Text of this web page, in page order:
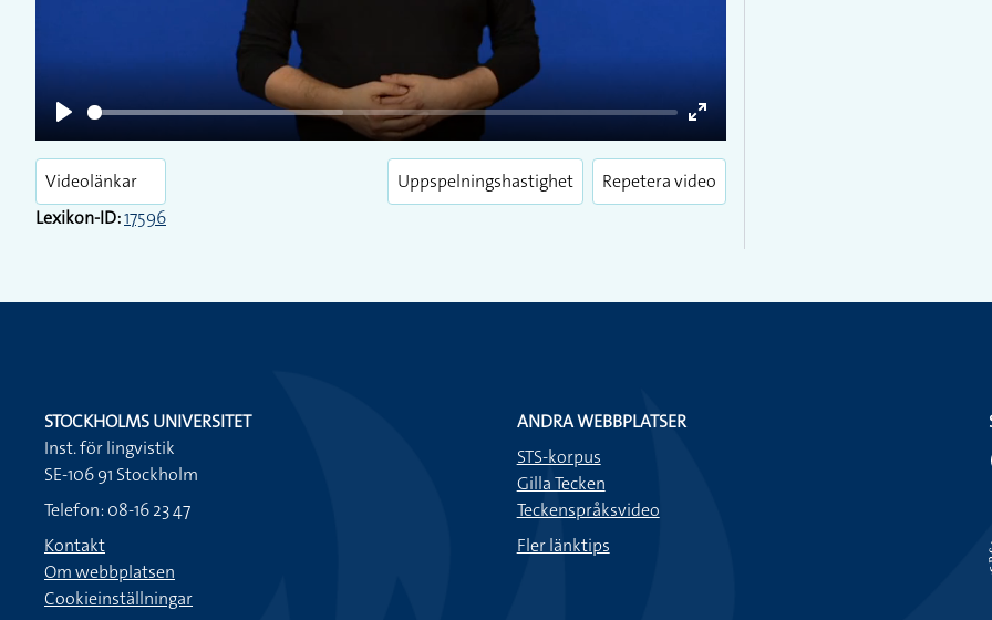
Play
Enter
fullscreen
Videolänkar
Lexikon-ID:17596
Uppspelningshastighet Repetera video
STOCKHOLMS UNIVERSITET
Inst. för lingvistik
SE-106 91 Stockholm
Telefon: 08-16 23 47
Kontakt
Om webbplatsen
Cookieinställningar
ANDRA WEBBPLATSER
STS-korpus
Gilla Tecken
Teckenspråksvideo
Fler länktips